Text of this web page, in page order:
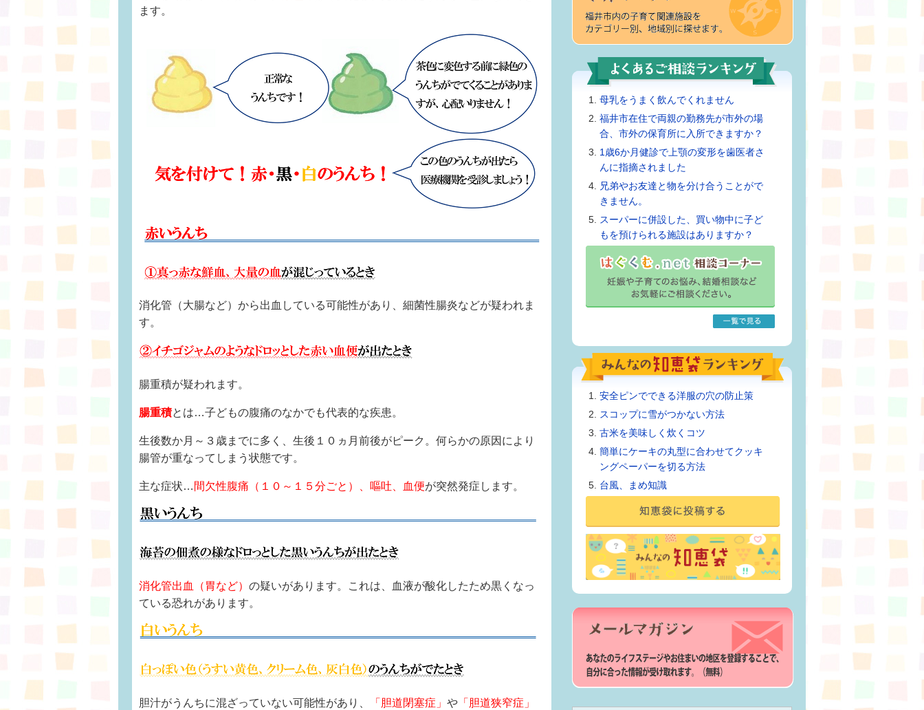
ます。
消化管（大腸など）から出血している可能性があり、細菌性腸炎などが疑われま
す。
腸重積が疑われます。
腸重積とは…子どもの腹痛のなかでも代表的な疾患。
生後数か月～３歳までに多く、生後１０ヵ月前後がピーク。何らかの原因により
腸管が重なってしまう状態です。
主な症状… 間欠性腹痛（１０～１５分ごと）、嘔吐、血便が突然発症します。
消化管出血（胃など） の疑いがあります。これは、血液が酸化したため黒くなっ
ている恐れがあります。
胆汁がうんちに混ざっていない可能性があり、 「胆道閉塞症」 や 「胆道狭窄症」
母乳をうまく飲んでくれません
福井市在住で両親の勤務先が市外の場
合、市外の保育所に入所できますか？
1歳6か月健診で上顎の変形を歯医者さ
んに指摘されました
兄弟やお友達と物を分け合うことがで
きません。
スーパーに併設した、買い物中に子ど
もを預けられる施設はありますか？
安全ピンでできる洋服の穴の防止策
スコップに雪がつかない方法
古米を美味しく炊くコツ
簡単にケーキの丸型に合わせてクッキ
ングペーパーを切る方法
台風、まめ知識